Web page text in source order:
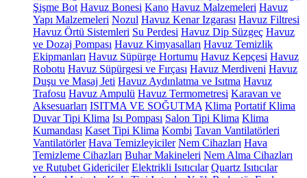
Şişme Bot Havuz Bonesi Kano Havuz Malzemeleri Havuz
Yapı Malzemeleri Nozul Havuz Kenar Izgarası Havuz Filtresi
Havuz Örtü Sistemleri Su Perdesi Havuz Dip Süzgeç Havuz
ve Dozaj Pompası Havuz Kimyasalları Havuz Temizlik
Ekipmanları Havuz Süpürge Hortumu Havuz Kepçesi Havuz
Robotu Havuz Süpürgesi ve Fırçası Havuz Merdiveni Havuz
Duşu ve Masaj Jeti Havuz Aydınlatma ve Isıtma Havuz
Trafosu Havuz Ampulü Havuz Termometresi Karavan ve
Aksesuarları ISITMA VE SOĞUTMA Klima Portatif Klima
Duvar Tipi Klima Isı Pompası Salon Tipi Klima Klima
Kumandası Kaset Tipi Klima Kombi Tavan Vantilatörleri
Vantilatörler Hava Temizleyiciler Nem Cihazları Hava
Temizleme Cihazları Buhar Makineleri Nem Alma Cihazları
ve Rutubet Gidericiler Elektrikli Isıtıcılar Quartz Isıtıcılar